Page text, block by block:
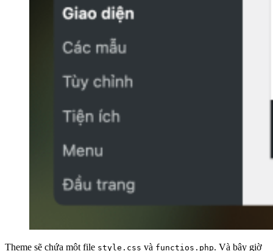
Theme sẽ chứa một file style.css và functios.php. Và bây giờ